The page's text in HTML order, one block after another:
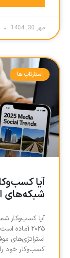
مهر 30, 1404
استارتاپ ها
شبکه‌های
آیا کسب‌وکار
۲۰۲۵ آماده
استراتژی‌های
کسب‌وکار خود را